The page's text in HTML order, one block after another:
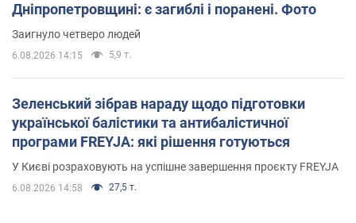
Дніпропетровщині: є загиблі і поранені. Фото
Заигнуло четверо людей
6.08.2026 14:15 5,9 т.
Зеленський зібрав нараду щодо підготовки
української балістики та антибалістичної
програми FREYJA: які рішення готуються
У Києві розраховують на успішне завершення проєкту FREYJA
6.08.2026 14:58 27,5 т.